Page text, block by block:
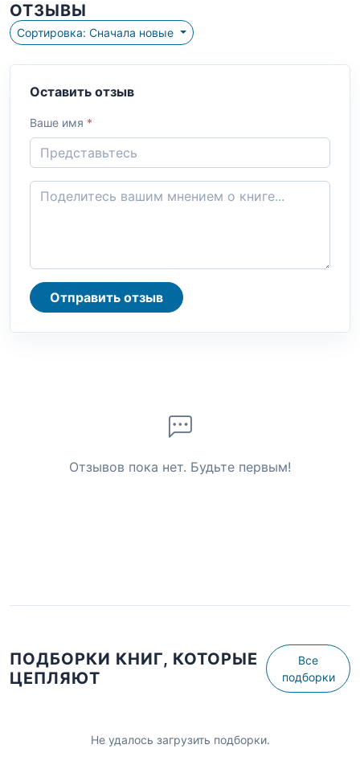
ОТЗЫВЫ
Сортировка: Сначала новые
Оставить отзыв
Ваше имя *
Отправить отзыв
Отзывов пока нет. Будьте первым!
ПОДБОРКИ КНИГ, КОТОРЫЕ
ЦЕПЛЯЮТ
Все
подборки
Не удалось загрузить подборки.